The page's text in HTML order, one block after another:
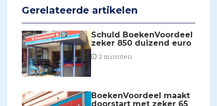
Gerelateerde artikelen
Schuld BoekenVoordeel
zeker 850 duizend euro
2 minuten
BoekenVoordeel maakt
doorstart met zeker 65